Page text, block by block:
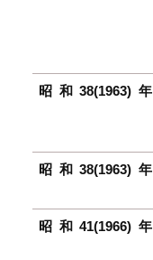
昭和38(1963)年
昭和38(1963)年
昭和41(1966)年